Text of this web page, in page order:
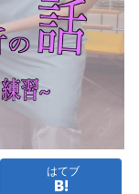
はてブ